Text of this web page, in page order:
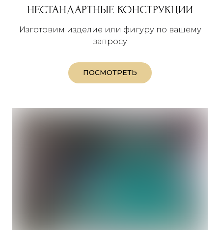
НЕСТАНДАРТНЫЕ КОНСТРУКЦИИ
Изготовим изделие или фигуру по вашему
запросу
ПОСМОТРЕТЬ